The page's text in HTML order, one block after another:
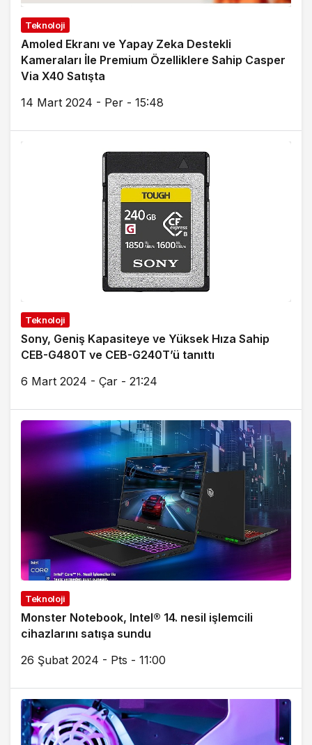
Teknoloji
Amoled Ekranı ve Yapay Zeka Destekli
Kameraları İle Premium Özelliklere Sahip Casper
Via X40 Satışta
14 Mart 2024 - Per - 15:48
Teknoloji
Sony, Geniş Kapasiteye ve Yüksek Hıza Sahip
CEB-G480T ve CEB-G240T’ü tanıttı
6 Mart 2024 - Çar - 21:24
Teknoloji
Monster Notebook, Intel® 14. nesil işlemcili
cihazlarını satışa sundu
26 Şubat 2024 - Pts - 11:00